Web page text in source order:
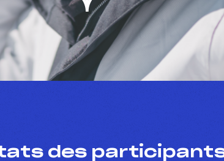
des participants